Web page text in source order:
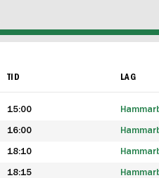
TID LAG
15:00
16:00
18:10
18:15